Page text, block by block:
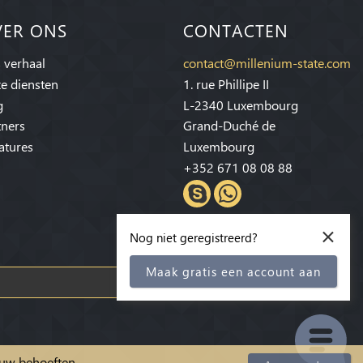
ONS
verhaal
diensten
CONTACTEN
contact@millenium-state.com
1. rue Phillipe II
L-2340 Luxembourg
Grand-Duché de
Luxembourg
+352 671 08 08 88
×
Nog niet geregistreerd?
Maak gratis een account aan